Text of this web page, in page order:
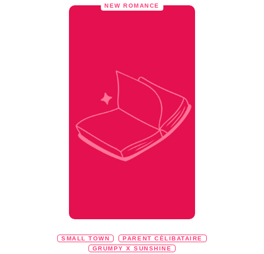
NEW ROMANCE
SMALL TOWN
PARENT CÉLIBATAIRE
GRUMPY X SUNSHINE